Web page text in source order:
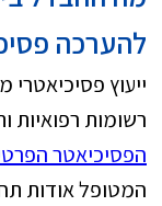
להערכה
ייעוץ פסיכיאטרי
רשומות רפואיות
הפסיכיאטר
המטופל אודות